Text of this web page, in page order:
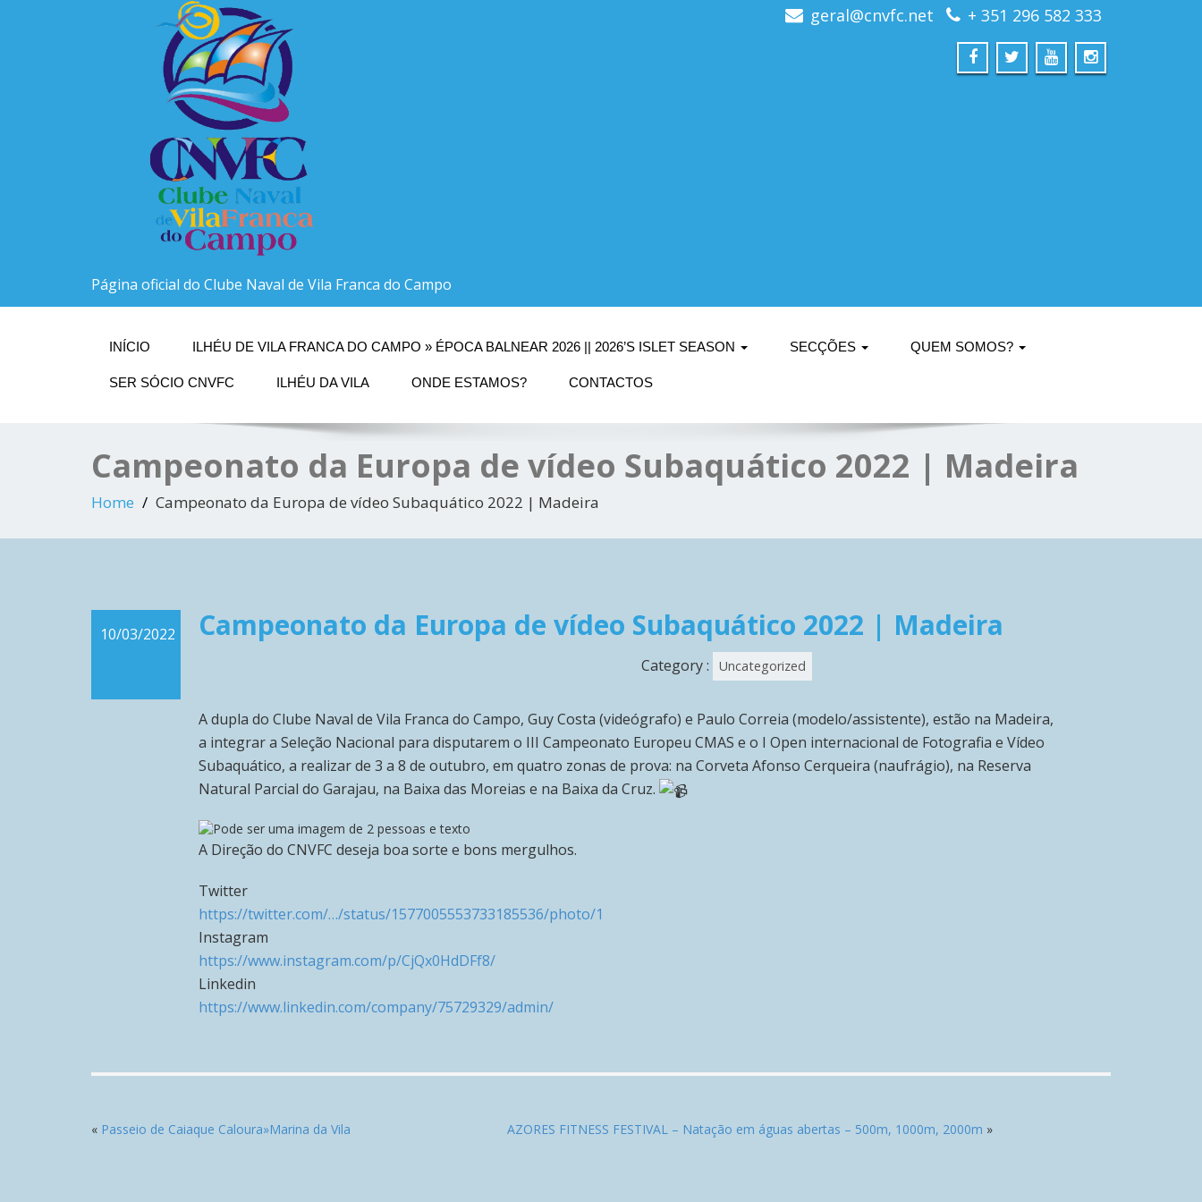
Página oficial do Clube Naval de Vila Franca do Campo
geral@cnvfc.net + 351 296 582 333
INÍCIO ILHÉU DE VILA FRANCA DO CAMPO » ÉPOCA BALNEAR 2026 || 2026’S ISLET SEASON SECÇÕES QUEM SOMOS?
SER SÓCIO CNVFC ILHÉU DA VILA ONDE ESTAMOS? CONTACTOS
Campeonato da Europa de vídeo Subaquático 2022 | Madeira
Home Campeonato da Europa de vídeo Subaquático 2022 | Madeira
10/03/2022 Campeonato da Europa de vídeo Subaquático 2022 | Madeira
Category : Uncategorized
A dupla do Clube Naval de Vila Franca do Campo, Guy Costa (videógrafo) e Paulo Correia (modelo/assistente), estão na Madeira,
a integrar a Seleção Nacional para disputarem o III Campeonato Europeu CMAS e o I Open internacional de Fotografia e Vídeo
Subaquático, a realizar de 3 a 8 de outubro, em quatro zonas de prova: na Corveta Afonso Cerqueira (naufrágio), na Reserva
Natural Parcial do Garajau, na Baixa das Moreias e na Baixa da Cruz.
A Direção do CNVFC deseja boa sorte e bons mergulhos.
Twitter
https://twitter.com/…/status/1577005553733185536/photo/1
Instagram
https://www.instagram.com/p/CjQx0HdDFf8/
Linkedin
https://www.linkedin.com/company/75729329/admin/
« Passeio de Caiaque Caloura»Marina da Vila AZORES FITNESS FESTIVAL – Natação em águas abertas – 500m, 1000m, 2000m »